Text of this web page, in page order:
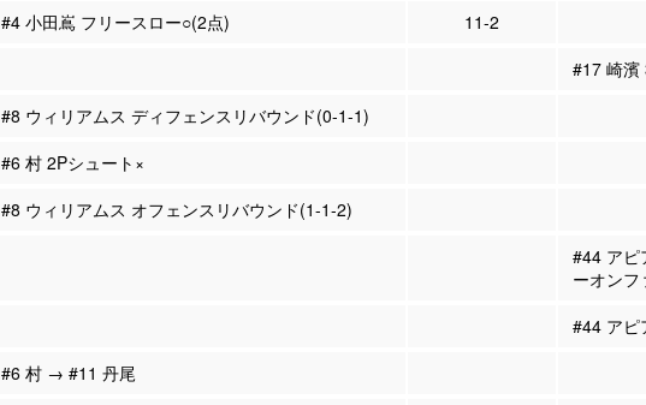
#4 小田嶌 フリースロー○(2点)
11-2
#17 崎濱
#8 ウィリアムス ディフェンスリバウンド(0-1-1)
#6 村 2Pシュート×
#8 ウィリアムス オフェンスリバウンド(1-1-2)
#44 アピ
ーオンフ
#44 ア
#6 村 → #11 丹尾